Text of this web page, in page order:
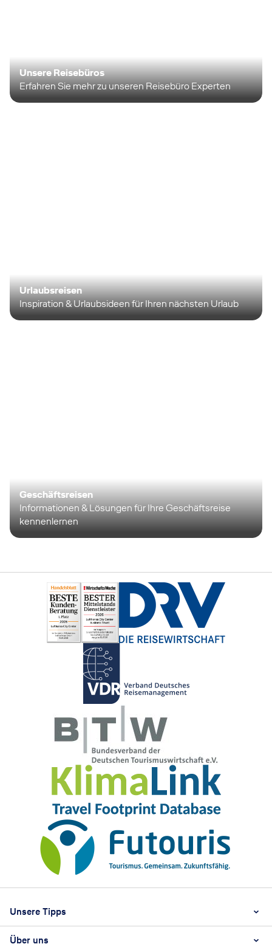
Unsere Reisebüros
Erfahren Sie mehr zu unseren Reisebüro Experten
Urlaubsreisen
Inspiration & Urlaubsideen für Ihren nächsten Urlaub
Geschäftsreisen
Informationen & Lösungen für Ihre Geschäftsreise
kennenlernen
Unsere Tipps
Über uns